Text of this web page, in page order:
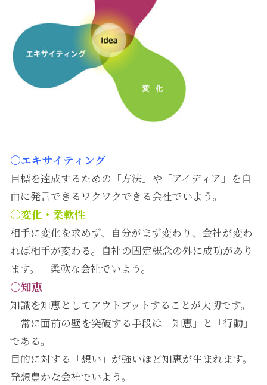
〇エキサイティング
目標を達成するための「方法」や「アイディア」を自
由に発言できるワクワクできる会社でいよう。
〇変化・柔軟性
相手に変化を求めず、自分がまず変わり、会社が変わ
れば相手が変わる。自社の固定概念の外に成功があり
ます。 柔軟な会社でいよう。
〇知恵
知識を知恵としてアウトプットすることが大切です。
常に面前の壁を突破する手段は「知恵」と「行動」
である。
目的に対する「想い」が強いほど知恵が生まれます。
発想豊かな会社でいよう。